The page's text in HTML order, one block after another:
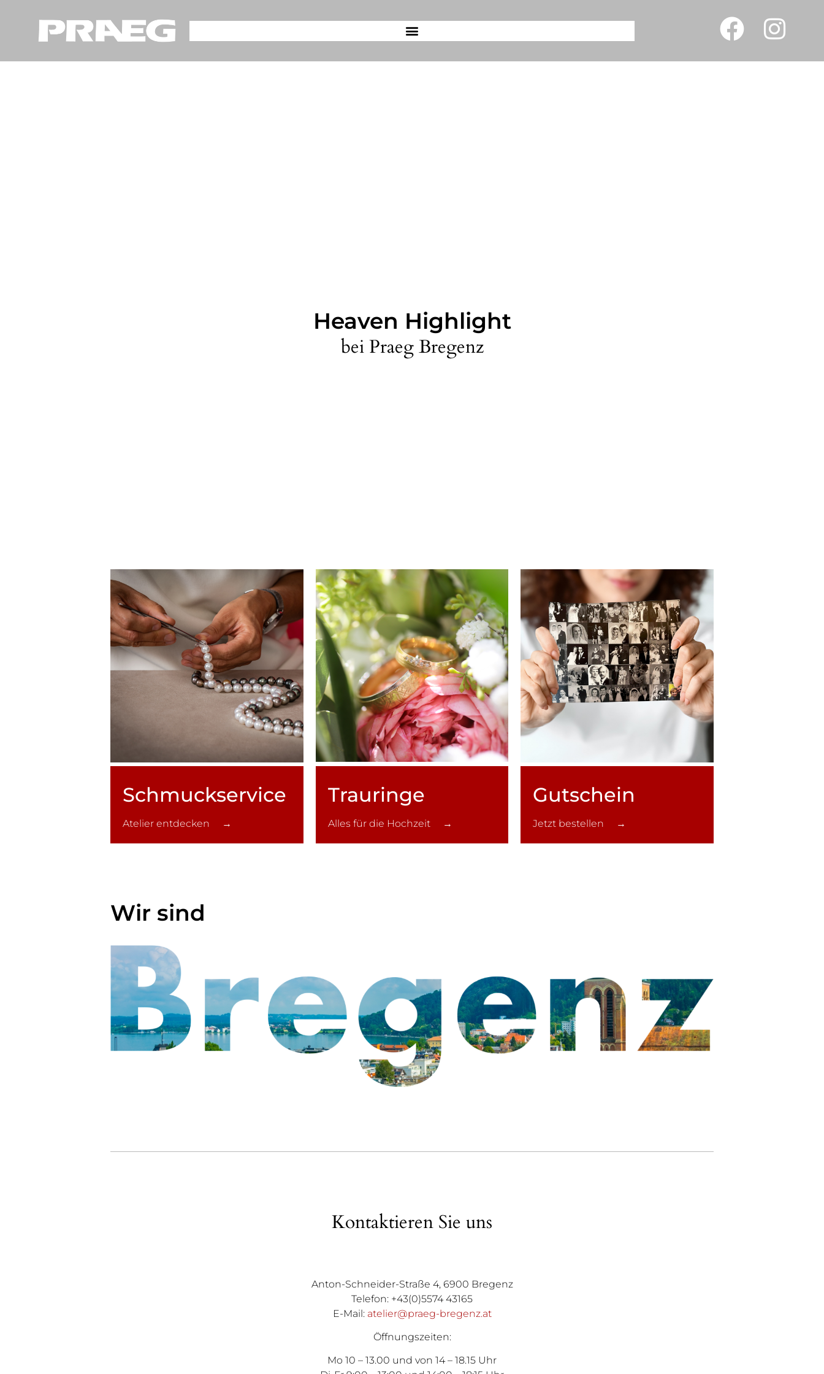
Heaven Highlight
bei Praeg Bregenz
Schmuck­service
Atelier entdecken →
Trauringe
Alles für die Hochzeit →
Gutschein
Jetzt bestellen →
Wir sind
Kontaktieren Sie uns
Anton-Schneider-Straße 4, 6900 Bregenz
Telefon: +43(0)5574 43165
E-Mail: atelier@praeg-bregenz.at
Öffnungszeiten:
Mo 10 – 13.00 und von 14 – 18.15 Uhr